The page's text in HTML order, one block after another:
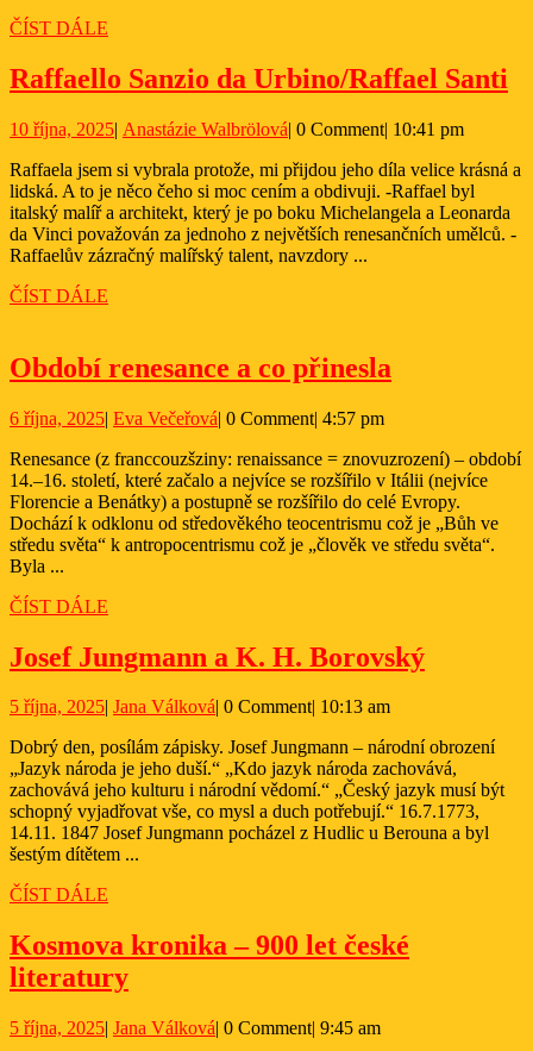
ČÍST DÁLE
Raffaello Sanzio da Urbino/Raffael Santi
10 října, 202510
2025
| Anastázie WalbrölováAnastázie
| 0 Comment| 10:41 pm
Raffaela jsem si vybrala protože, mi přijdou jeho díla velice krásná a
lidská. A to je něco čeho si moc cením a obdivuji. -Raffael byl
italský malíř a architekt, který je po boku Michelangela a Leonarda
da Vinci považován za jednoho z největších renesančních umělců. -
Raffaelův zázračný malířský talent, ​​navzdory ...
ČÍST DÁLE
Období renesance a co přinesla
co
přinesla
6 října, 20256
2025
| Eva VečeřováEva
| 0 Comment| 4:57 pm
Renesance (z franccouzšziny: renaissance = znovuzrození) – období
14.–16. století, které začalo a nejvíce se rozšířilo v Itálii (nejvíce
Florencie a Benátky) a postupně se rozšířilo do celé Evropy.
Dochází k odklonu od středověkého teocentrismu což je „Bůh ve
středu světa“ k antropocentrismu což je „člověk ve středu světa“.
Byla ...
ČÍST DÁLE
Josef Jungmann a K. H. BorovskýJosef
K.
H.
5 října, 20255
2025
Jana VálkováJana
0 Comment| 10:13 am
Dobrý den, posílám zápisky. Josef Jungmann – národní obrození
„Jazyk národa je jeho duší.“ „Kdo jazyk národa zachovává,
zachovává jeho kulturu i národní vědomí.“ „Český jazyk musí být
schopný vyjadřovat vše, co mysl a duch potřebují.“ 16.7.1773,
14.11. 1847 Josef Jungmann pocházel z Hudlic u Berouna a byl
šestým dítětem ...
ČÍST DÁLE
Kosmova kronika – 900 let české
literaturyKosmova
–
5 října, 20255| Jana VálkováJana
| 0 Comment| 9:45 am